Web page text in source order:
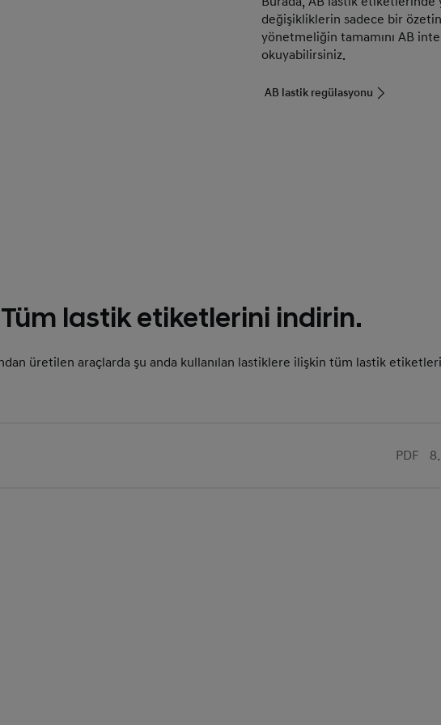
değişikliklerin sadece bir
yönetmeliğin tamamını AB
okuyabilirsiniz.
AB lastik regülasyonu
Tüm lastik etiketlerini indirin.
üretilen araçlarda şu anda kullanılan lastiklere ilişkin tüm lastik
PDF